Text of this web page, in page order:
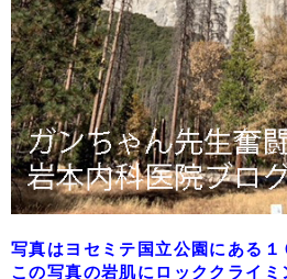
写真はヨセミテ国立公園にある
この写真の岩肌にロッククライ